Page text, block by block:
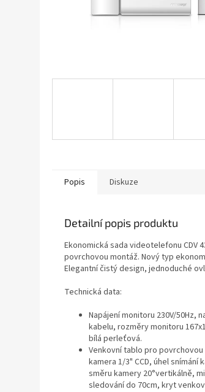
Popis Diskuze
Detailní popis produktu
Ekonomická sada videotelefonu CDV
povrchovou montáž. Nový typ
Elegantní čistý design, jednoduché
Technická data:
Napájení monitoru 230V/50Hz,
kabelu, rozměry monitoru
bílá perleťová.
Venkovní tablo pro
kamera 1/3" CCD, úhel
směru kamery 20°vertikálně,
sledování do 70cm, kryt